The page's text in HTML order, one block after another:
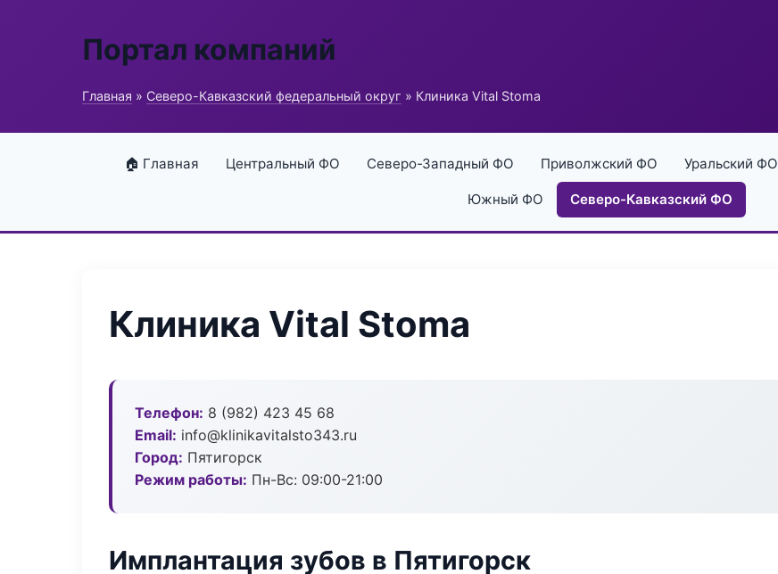
Портал компаний
Главная » Северо-Кавказский федеральный округ » Клиника Vital Stoma
🏠 Главная Центральный ФО Северо-Западный ФО Приволжский ФО Уральский ФО
Южный ФО Северо-Кавказский ФО
Клиника Vital Stoma
Телефон: 8 (982) 423 45 68
Email: info@klinikavitalsto343.ru
Город: Пятигорск
Режим работы: Пн-Вс: 09:00-21:00
Имплантация зубов в Пятигорск